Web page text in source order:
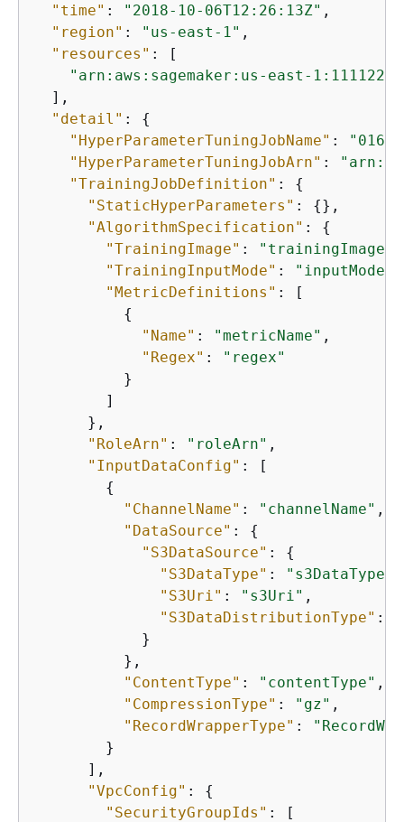
"time" : "2018-10-06T12:26:13Z" ,
"region" : "us-east-1" ,
"resources" : [
"arn:aws:sagemaker:us-east-
  ],
"detail" : {
"HyperParameterTuningJobName" :
"HyperParameterTuningJobArn" :
"TrainingJobDefinition" : {
"StaticHyperParameters" : {},
"AlgorithmSpecification" : {
"TrainingImage" :
"TrainingInputMode" :
"MetricDefinitions" : [
{
"Name" : "metricName" ,
"Regex" :
"regex"
          }
        ]
      },
"RoleArn" : "roleArn" ,
"InputDataConfig" : [
{
"ChannelName" : "channelName" ,
"DataSource" : {
"S3DataSource" : {
"S3DataType" : "s3DataType"
"S3Uri" : "s3Uri" ,
"S3DataDistributionType" :
            }
          },
"ContentType" : "contentType" ,
"CompressionType" : "gz" ,
"RecordWrapperType" :
        }
      ],
"VpcConfig" : {
"SecurityGroupIds" : [